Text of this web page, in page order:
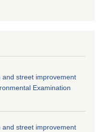
street improvement
Examination
street improvement